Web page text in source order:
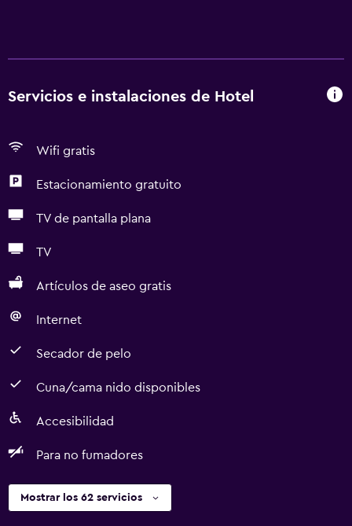
Servicios e instalaciones de Hotel
Wifi gratis
Estacionamiento gratuito
TV de pantalla plana
TV
Artículos de aseo gratis
Internet
Secador de pelo
Cuna/cama nido disponibles
Accesibilidad
Para no fumadores
Mostrar los 62 servicios